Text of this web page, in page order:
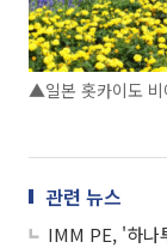
▲일본 홋카이도 비
관련 뉴스
IMM PE, '하나